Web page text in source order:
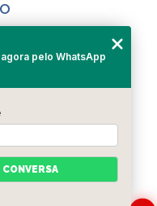
pelo WhatsApp
CONVERSA